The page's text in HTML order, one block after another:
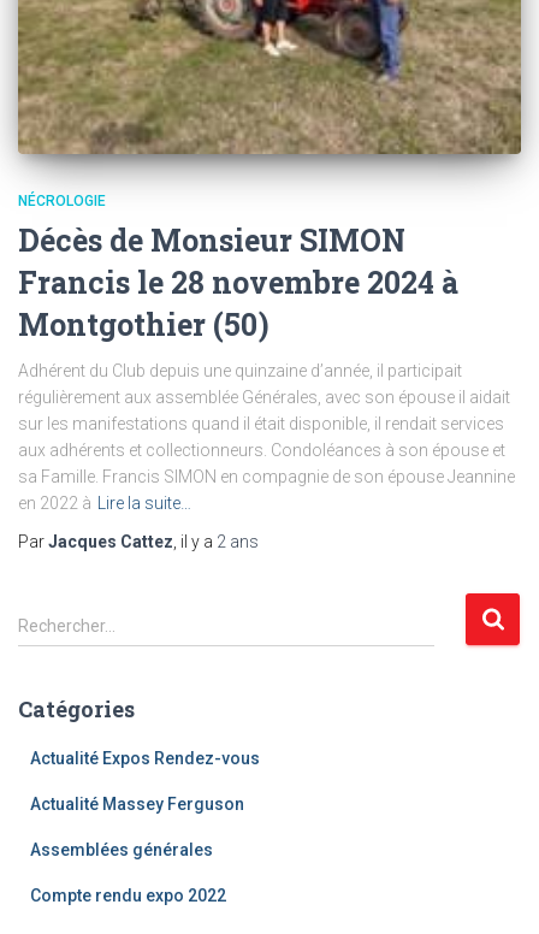
NÉCROLOGIE
Décès de Monsieur SIMON
Francis le 28 novembre 2024 à
Montgothier (50)
Adhérent du Club depuis une quinzaine d’année, il participait
régulièrement aux assemblée Générales, avec son épouse il aidait
sur les manifestations quand il était disponible, il rendait services
aux adhérents et collectionneurs. Condoléances à son épouse et
sa Famille. Francis SIMON en compagnie de son épouse Jeannine
en 2022 à
Lire la suite…
ParJacques Cattez , il y a 2 ans
R
e
e
Rechercher…
Catégories
Actualité Expos Rendez-vous
Actualité Massey Ferguson
Assemblées générales
Compte rendu expo 2022